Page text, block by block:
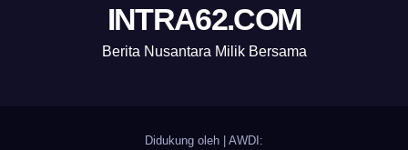
INTRA62.COM
Berita Nusantara Milik Bersama
Didukung oleh AWDI: